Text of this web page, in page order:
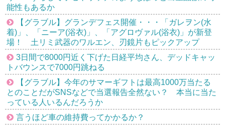
能性もあるか
【グラブル】グランデフェス開催・・・「ガレヲン(水
着)」、「ニーア(浴衣)」、「アグロヴァル(浴衣)」が新登
場！ 土リミ武器のワルエン、刃鏡片もピックアップ
3日間で8000円近く下げた日経平均さん、デッドキャッ
トバウンスで7000円跳ねる
【グラブル】今年のサマーギフトは最高1000万当たる
とのことだがSNSなどで当選報告全然ない？ 本当に当た
っている人いるんだろうか
言うほど車の維持費ってかかるか？